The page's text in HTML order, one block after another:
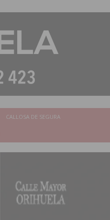
CALLOSA DE SEGURA